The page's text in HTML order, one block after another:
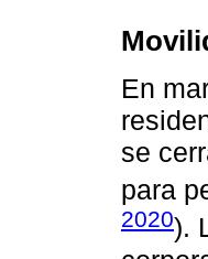
En
se
para
2020).